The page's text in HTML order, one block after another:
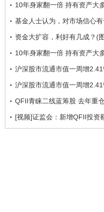
10年身家翻一倍 持有资产大
基金人士认为，对市场信心
资金大扩容，利好有几成？(
10年身家翻一倍 持有资产大
沪深股市流通市值一周增
沪深股市流通市值一周增
QFII青睐二线蓝筹股 去年重
[视频]证监会：新增QFII投资